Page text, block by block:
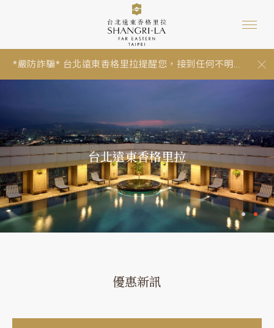
台北遠東香格里拉
1 2
優惠新訊
*嚴防詐騙* 台北遠東香格里拉提醒您，接到任何不明...
【暑假期間泳池營運與年度維修調整通知 Summer P...
跟著香格里拉一起環保愛地球：為因應《中華民國環...
*嚴防詐騙* 台北遠東香格里拉提醒您，接到任何不明...
【暑假期間泳池營運與年度維修調整通知 Summer P...